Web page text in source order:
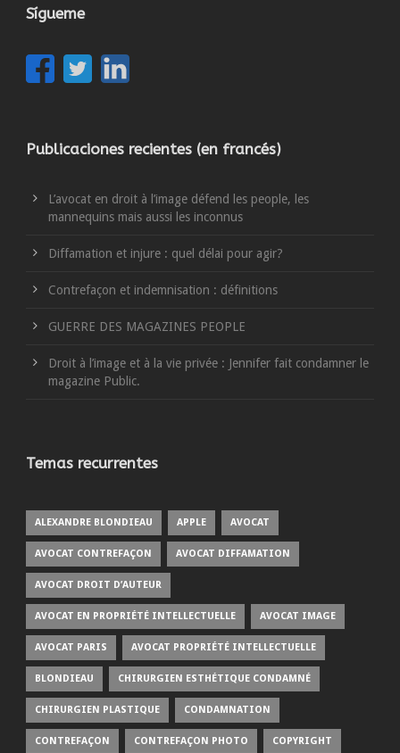
Sígueme
Publicaciones recientes (en francés)
L’avocat en droit à l’image défend les people, les
mannequins mais aussi les inconnus
Diffamation et injure : quel délai pour agir?
Contrefaçon et indemnisation : définitions
GUERRE DES MAGAZINES PEOPLE
Droit à l’image et à la vie privée : Jennifer fait condamner le
magazine Public.
Temas recurrentes
ALEXANDRE BLONDIEAU APPLE AVOCAT
AVOCAT CONTREFAÇON AVOCAT DIFFAMATION
AVOCAT DROIT D’AUTEUR
AVOCAT EN PROPRIÉTÉ INTELLECTUELLE AVOCAT IMAGE
AVOCAT PARIS AVOCAT PROPRIÉTÉ INTELLECTUELLE
BLONDIEAU CHIRURGIEN ESTHÉTIQUE CONDAMNÉ
CHIRURGIEN PLASTIQUE CONDAMNATION
CONTREFAÇON CONTREFAÇON PHOTO COPYRIGHT